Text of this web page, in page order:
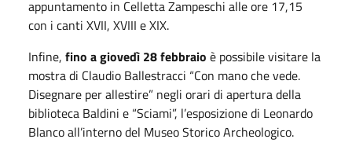
appuntamento in Celletta Zampeschi alle ore 17,15
con i canti XVII, XVIII e XIX.
Infine, fino a giovedì 28 febbraio è possibile visitare la
mostra di Claudio Ballestracci “Con mano che vede.
Disegnare per allestire” negli orari di apertura della
biblioteca Baldini e “Sciami”, l’esposizione di Leonardo
Blanco all’interno del Museo Storico Archeologico.